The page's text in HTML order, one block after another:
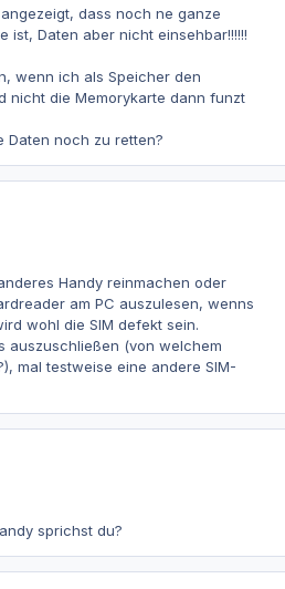
dass noch ne ganze
ist, Daten aber nicht einsehbar!!!!!!
wenn ich als Speicher den
nicht die Memorykarte dann funzt
Daten noch zu retten?
Handy reinmachen oder
am PC auszulesen, wenns
wohl die SIM defekt sein.
auszuschließen (von welchem
mal testweise eine andere SIM-
sprichst du?